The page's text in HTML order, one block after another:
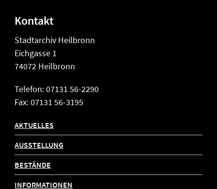
Kontakt
Stadtarchiv Heilbronn
Eichgasse 1
74072 Heilbronn
Telefon: 07131 56-2290
Fax: 07131 56-3195
AKTUELLES
AUSSTELLUNG
BESTÄNDE
INFORMATIONEN